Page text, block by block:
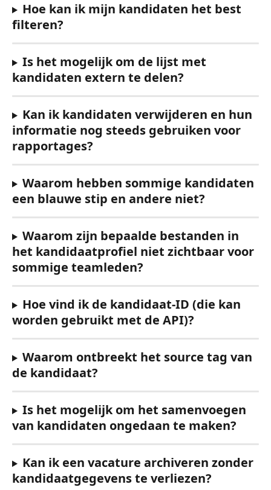
Hoe kan ik mijn kandidaten het best
filteren?
Is het mogelijk om de lijst met
kandidaten extern te delen?
Kan ik kandidaten verwijderen en hun
informatie nog steeds gebruiken voor
rapportages?
Waarom hebben sommige kandidaten
een blauwe stip en andere niet?
Waarom zijn bepaalde bestanden in
het kandidaatprofiel niet zichtbaar voor
sommige teamleden?
Hoe vind ik de kandidaat-ID (die kan
worden gebruikt met de API)?
Waarom ontbreekt het source tag van
de kandidaat?
Is het mogelijk om het samenvoegen
van kandidaten ongedaan te maken?
Kan ik een vacature archiveren zonder
kandidaatgegevens te verliezen?